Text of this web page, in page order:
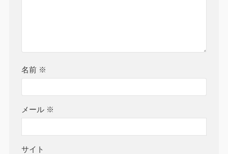
名前 ※
メール ※
サイト